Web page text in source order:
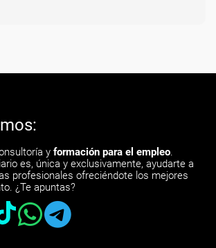
y formación para el empleo.
es, única y exclusivamente, ayudarte a
profesionales ofreciéndote los mejores
¿Te apuntas?